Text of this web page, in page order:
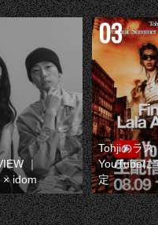
｜
× idom
Tohjiのラス
YouTubeに
定